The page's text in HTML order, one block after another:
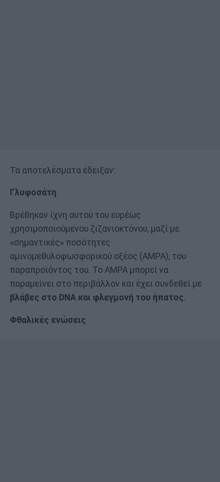
Τα αποτελέσματα έδειξαν:
Γλυφοσάτη
Βρέθηκαν ίχνη αυτού του ευρέως
χρησιμοποιούμενου ζιζανιοκτόνου, μαζί με
«σημαντικές» ποσότητες
αμινομεθυλοφωσφορικού οξέος (AMPA), του
παραπροϊόντος του. Το AMPA μπορεί να
παραμείνει στο περιβάλλον και έχει συνδεθεί με
βλάβες στο DNA και φλεγμονή του ήπατος.
Φθαλικές ενώσεις